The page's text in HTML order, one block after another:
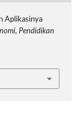
Aplikasinya
Pendidikan